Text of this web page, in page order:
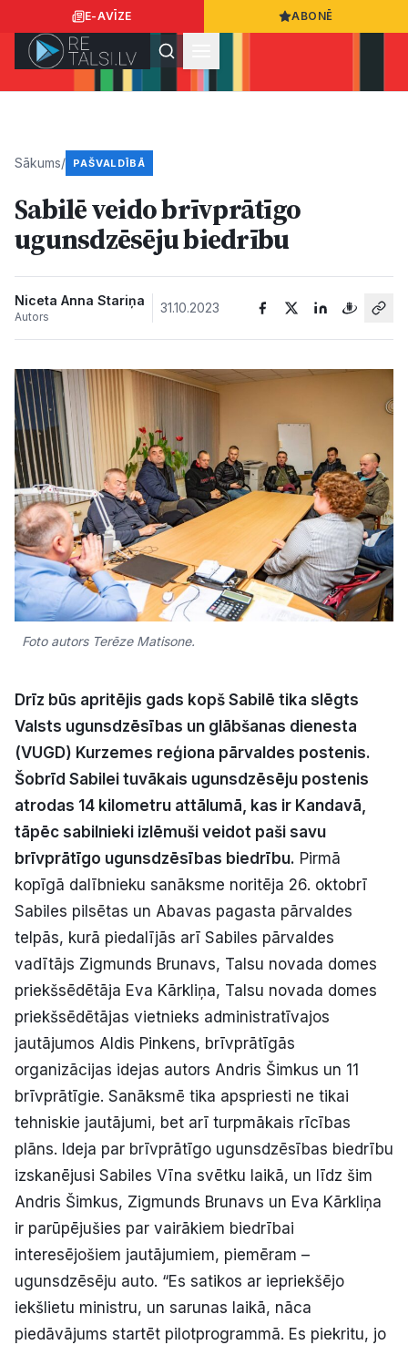
E-AVĪZE ABONĒ
Ziņas
Dzīvesstils
Sports
Kultūra
Bizness
Video
Vieta
Sludinājumi
Pasākumi
Reklāma
Politiskā reklāma
Par mums
Kontakti
Facebook Instagram YouTube
E-avīze Abonē
Sākums/ PAŠVALDĪBĀ
Sabilē veido brīvprātīgo
ugunsdzēsēju biedrību
Niceta Anna Stariņa
Autors
31.10.2023
Foto autors Terēze Matisone.
Drīz būs apritējis gads kopš Sabilē tika slēgts
Valsts ugunsdzēsības un glābšanas dienesta
(VUGD) Kurzemes reģiona pārvaldes postenis.
Šobrīd Sabilei tuvākais ugunsdzēsēju postenis
atrodas 14 kilometru attālumā, kas ir Kandavā,
tāpēc sabilnieki izlēmuši veidot paši savu
brīvprātīgo ugunsdzēsības biedrību. Pirmā
kopīgā dalībnieku sanāksme noritēja 26. oktobrī
Sabiles pilsētas un Abavas pagasta pārvaldes
telpās, kurā piedalījās arī Sabiles pārvaldes
vadītājs Zigmunds Brunavs, Talsu novada domes
priekšsēdētāja Eva Kārkliņa, Talsu novada domes
priekšsēdētājas vietnieks administratīvajos
jautājumos Aldis Pinkens, brīvprātīgās
organizācijas idejas autors Andris Šimkus un 11
brīvprātīgie. Sanāksmē tika apspriesti ne tikai
tehniskie jautājumi, bet arī turpmākais rīcības
plāns. Ideja par brīvprātīgo ugunsdzēsības biedrību
izskanējusi Sabiles Vīna svētku laikā, un līdz šim
Andris Šimkus, Zigmunds Brunavs un Eva Kārkliņa
ir parūpējušies par vairākiem biedrībai
interesējošiem jautājumiem, piemēram –
ugunsdzēsēju auto. “Es satikos ar iepriekšējo
iekšlietu ministru, un sarunas laikā, nāca
piedāvājums startēt pilotprogrammā. Es piekritu, jo